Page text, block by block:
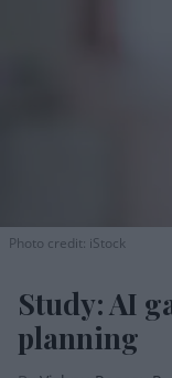
Study: AI
planning
Vishnu Rageev R.